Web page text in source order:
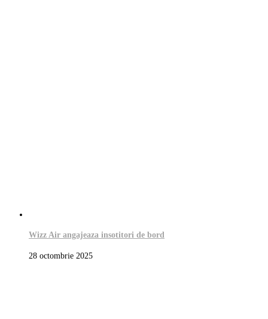
Wizz Air angajeaza insotitori de bord
28 octombrie 2025